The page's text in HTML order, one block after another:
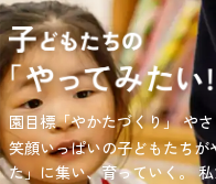
負担の少ない介護、ふれあい
介護を目指して。
愛知・岐阜・長野の3県下で
園目標「やかたづくり」や
笑顔いっぱいの子どもたち
た」に集い、育っていく。
サンサン・スクール東山公園
過ごせる環境を提供すると
選択)などの学習面にも力を
特別養護老人ホーム
通所介護
グレ
東京都世田
お